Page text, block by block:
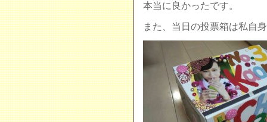
本当に良かったです。
また、当日の投票箱は私自